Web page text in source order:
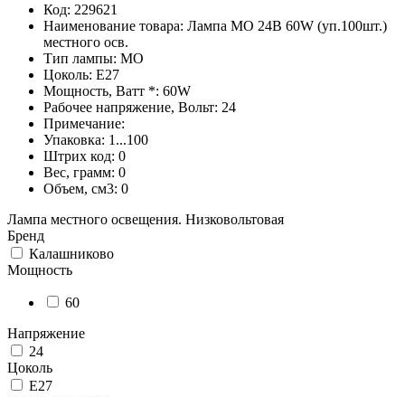
Код: 229621
Наименование товара: Лампа МО 24В 60W (уп.100шт.)
местного осв.
Тип лампы: МО
Цоколь: E27
Мощность, Ватт *: 60W
Рабочее напряжение, Вольт: 24
Примечание:
Упаковка: 1...100
Штрих код: 0
Вес, грамм: 0
Объем, см3: 0
Лампа местного освещения. Низковольтовая
Бренд
Калашниково
Мощность
60
Напряжение
24
Цоколь
E27